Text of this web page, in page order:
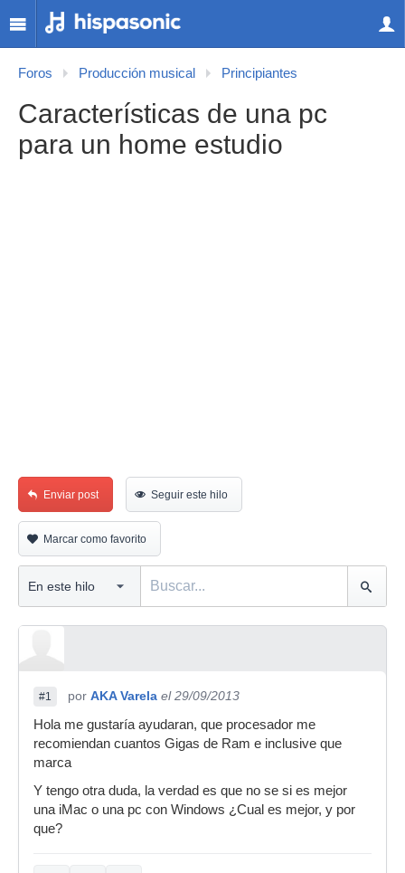
Foros Producción musical Principiantes
Características de una pc
para un home estudio
Enviar post Seguir este hilo
Marcar como favorito
#1 por AKA Varela el 29/09/2013
Hola me gustaría ayudaran, que procesador me
recomiendan cuantos Gigas de Ram e inclusive que
marca
Y tengo otra duda, la verdad es que no se si es mejor
una iMac o una pc con Windows ¿Cual es mejor, y por
que?